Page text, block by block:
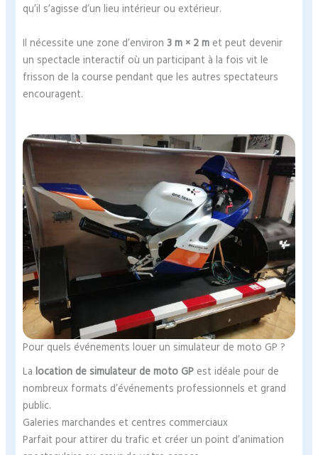
qu’il s’agisse d’un lieu intérieur ou extérieur.
Il nécessite une zone d’environ 3 m × 2 m et peut devenir
un spectacle interactif où un participant à la fois vit le
frisson de la course pendant que les autres spectateurs
encouragent.
Pour quels événements louer un simulateur de moto GP ?
Lalocation de simulateur de moto GP est idéale pour de
nombreux formats d’événements professionnels et grand
public.
Galeries marchandes et centres commerciaux
Parfait pour attirer du trafic et créer un point d’animation